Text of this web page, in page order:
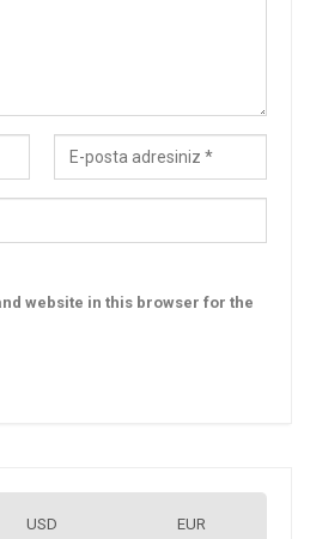
website in this browser for the
USD EUR